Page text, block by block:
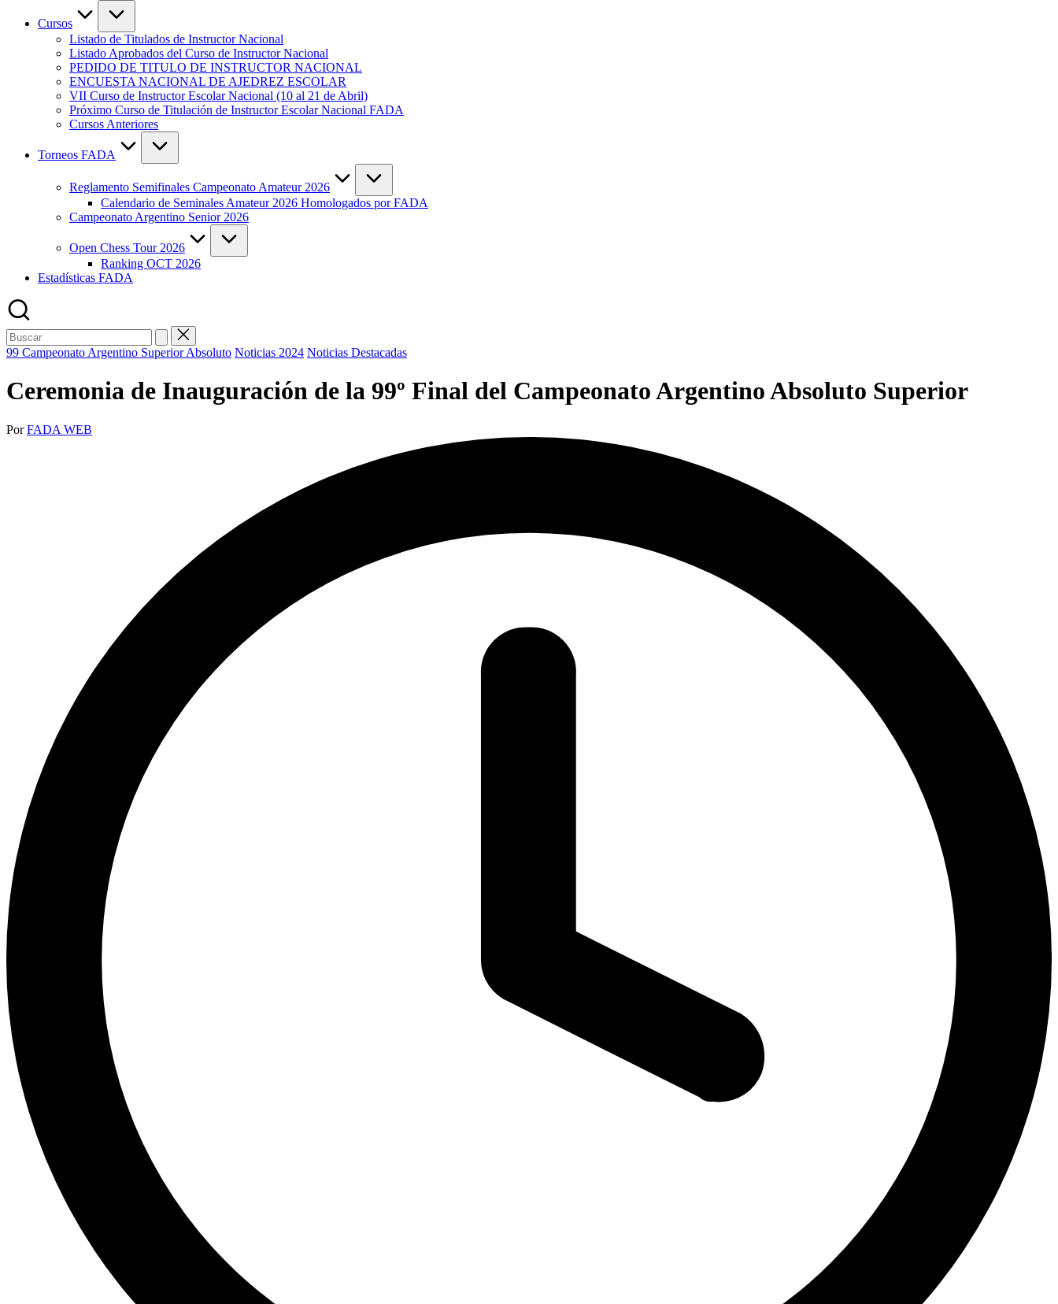
Cursos
Listado de Titulados de Instructor Nacional
Listado Aprobados del Curso de Instructor Nacional
PEDIDO DE TITULO DE INSTRUCTOR NACIONAL
ENCUESTA NACIONAL DE AJEDREZ ESCOLAR
VII Curso de Instructor Escolar Nacional (10 al 21 de Abril)
Próximo Curso de Titulación de Instructor Escolar Nacional FADA
Cursos Anteriores
Torneos FADA
Reglamento Semifinales Campeonato Amateur 2026
Calendario de Seminales Amateur 2026 Homologados por FADA
Campeonato Argentino Senior 2026
Open Chess Tour 2026
Ranking OCT 2026
Estadísticas FADA
Buscar:
Publicada
99 Campeonato Argentino Superior Absoluto Noticias 2024 Noticias Destacadas
Ceremonia de Inauguración de la 99º Final del Campeonato Argentino Absoluto Superior
Publicado
PorFADA WEB